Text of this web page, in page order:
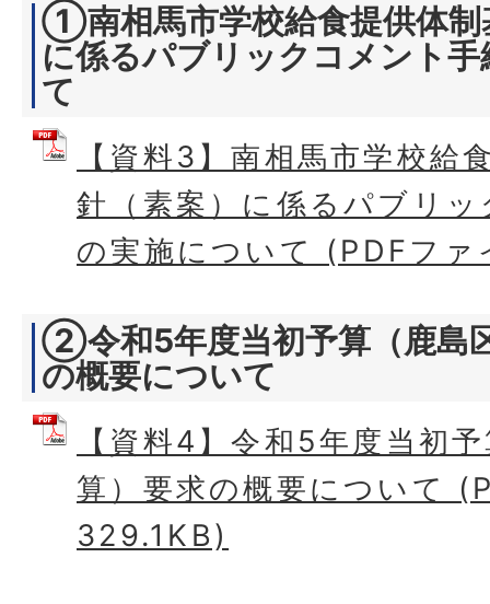
①南相馬市学校給食提供体制
に係るパブリックコメント
て
【資料3】南相馬市学校給
針（素案）に係るパブリ
の実施について (PDFフ
②令和5年度当初予算（鹿島
の概要について
【資料4】令和5年度当初
算）要求の概要について
329.1KB)